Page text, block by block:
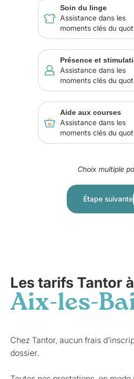
Soin du linge
Assistance dans les
moments clés du
Présence et
Assistance dans les
moments clés du
Aide aux courses
Assistance dans les
moments clés du
Choix multiple
Étape suivante
Les tarifs Tantor à
Aix-les-
Chez Tantor, aucun frais
dossier.